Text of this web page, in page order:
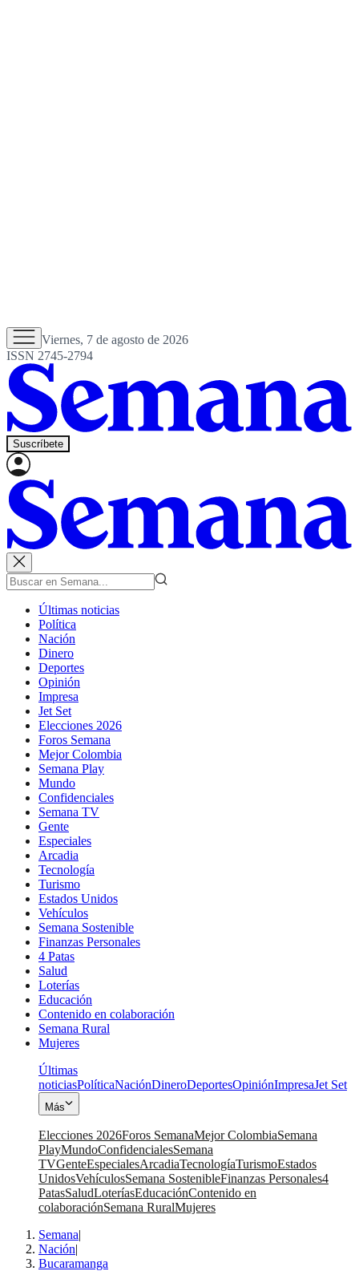
Viernes, 7 de agosto de 2026
ISSN 2745-2794
Suscríbete
Últimas noticias
Política
Nación
Dinero
Deportes
Opinión
Impresa
Jet Set
Elecciones 2026
Foros Semana
Mejor Colombia
Semana Play
Mundo
Confidenciales
Semana TV
Gente
Especiales
Arcadia
Tecnología
Turismo
Estados Unidos
Vehículos
Semana Sostenible
Finanzas Personales
4 Patas
Salud
Loterías
Educación
Contenido en colaboración
Semana Rural
Mujeres
Últimas
noticiasPolíticaNaciónDineroDeportesOpiniónImpresaJet Set
Más
Elecciones 2026Foros SemanaMejor ColombiaSemana
PlayMundoConfidencialesSemana
TVGenteEspecialesArcadiaTecnologíaTurismoEstados
UnidosVehículosSemana SostenibleFinanzas Personales4
PatasSaludLoteríasEducaciónContenido en
colaboraciónSemana RuralMujeres
Semana|
Nación|
Bucaramanga